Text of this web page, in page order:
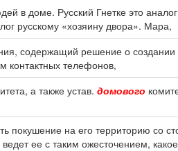
в доме. Русский Гнетке это аналог
русскому «хозяину двора». Мара,
содержащий решение о создании
контактных телефонов,
а также устав. домового
покушение на его территорию со
ее с таким ожесточением, какое